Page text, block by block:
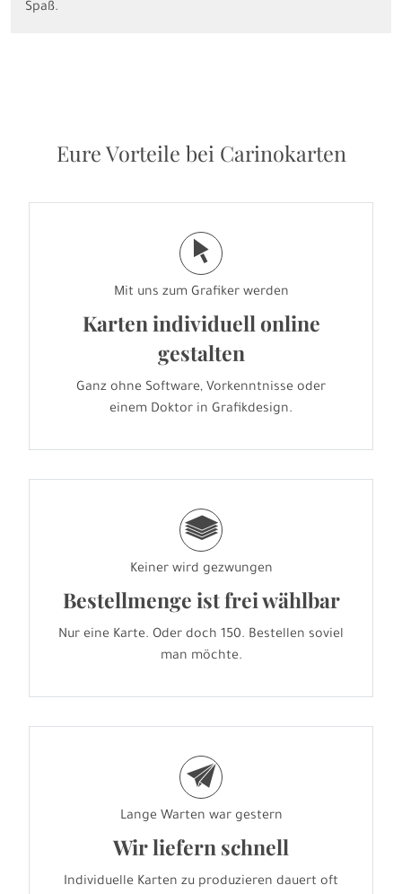
Spaß.
Eure Vorteile bei Carinokarten
j
Mit uns zum Grafiker werden
Karten individuell online
gestalten
Ganz ohne Software, Vorkenntnisse oder
einem Doktor in Grafikdesign.
g
Keiner wird gezwungen
Bestellmenge ist frei wählbar
Nur eine Karte. Oder doch 150. Bestellen soviel
man möchte.
e
Lange Warten war gestern
Wir liefern schnell
Individuelle Karten zu produzieren dauert oft